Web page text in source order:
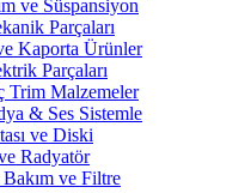
ve Süspansiyon
Parçaları
Kaporta Ürünler
Parçaları
Trim Malzemeler
& Ses Sistemle
ve Diski
Radyatör
ve Filtre